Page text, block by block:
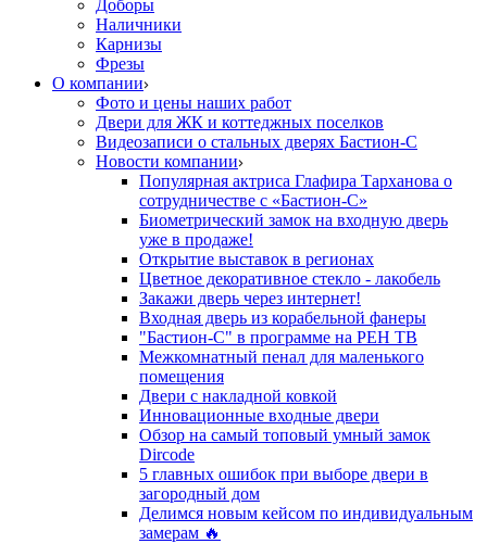
Доборы
Наличники
Карнизы
Фрезы
О компании
Фото и цены наших работ
Двери для ЖК и коттеджных поселков
Видеозаписи о стальных дверях Бастион-С
Новости компании
Популярная актриса Глафира Тарханова о
сотрудничестве с «Бастион-С»
Биометрический замок на входную дверь
уже в продаже!
Открытие выставок в регионах
Цветное декоративное стекло - лакобель
Закажи дверь через интернет!
Входная дверь из корабельной фанеры
"Бастион-С" в программе на РЕН ТВ
Межкомнатный пенал для маленького
помещения
Двери с накладной ковкой
Инновационные входные двери
Обзор на самый топовый умный замок
Dircode
5 главных ошибок при выборе двери в
загородный дом
Делимся новым кейсом по индивидуальным
замерам 🔥